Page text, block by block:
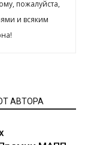
пожалуйста,
и всяким
АВТОРА